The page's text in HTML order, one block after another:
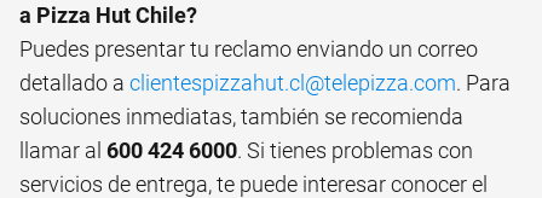
a Pizza Hut Chile?
Puedes presentar tu reclamo enviando un correo
detallado a clientespizzahut.cl@telepizza.com. Para
soluciones inmediatas, también se recomienda
llamar al 600 424 6000. Si tienes problemas con
servicios de entrega, te puede interesar conocer el